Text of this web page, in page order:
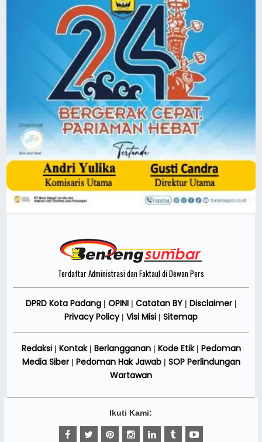
Terdaftar Administrasi dan Faktaul di Dewan Pers
DPRD Kota Padang| OPINI| Catatan BY| Disclaimer|
Privacy Policy| Visi Misi | Sitemap
Redaksi| Kontak| Berlangganan| Kode Etik| Pedoman
Media Siber| Pedoman Hak Jawab| SOP Perlindungan
Wartawan
Ikuti Kami: